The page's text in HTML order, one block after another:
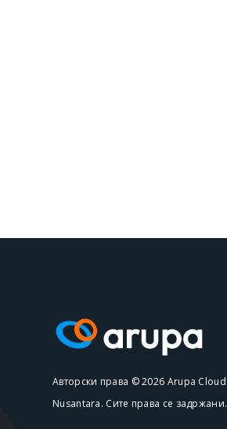
Авторски права © 2026 Arupa Cloud
Nusantara. Сите права се задржани.